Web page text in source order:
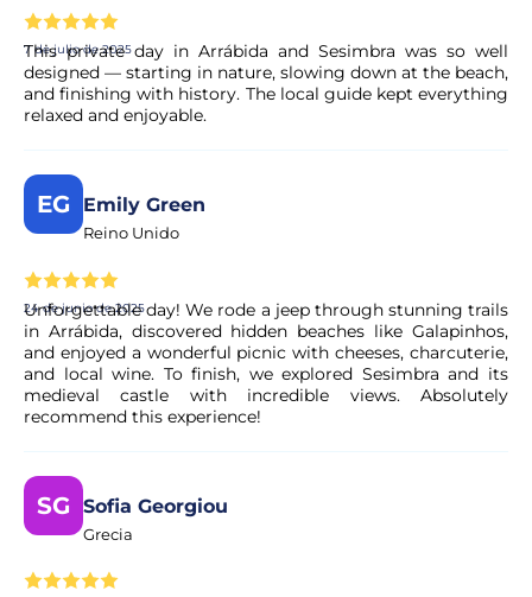
7 de julio de 2025
This private day in Arrábida and Sesimbra was so well
designed — starting in nature, slowing down at the beach,
and finishing with history. The local guide kept everything
relaxed and enjoyable.
EG Emily Green
Reino Unido
24 de junio de 2025
Unforgettable day! We rode a jeep through stunning trails
in Arrábida, discovered hidden beaches like Galapinhos,
and enjoyed a wonderful picnic with cheeses, charcuterie,
and local wine. To finish, we explored Sesimbra and its
medieval castle with incredible views. Absolutely
recommend this experience!
SG Sofia Georgiou
Grecia